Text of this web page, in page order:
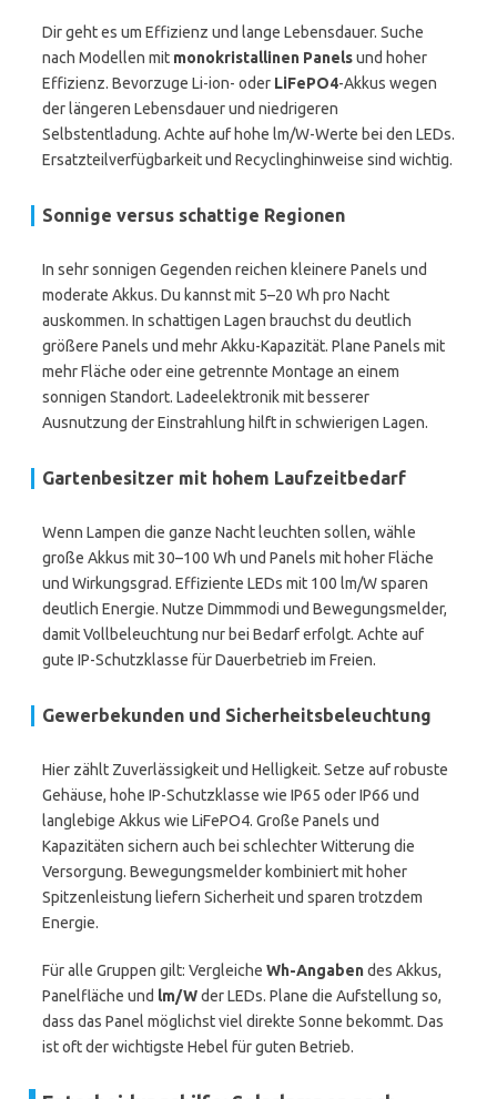
Dir geht es um Effizienz und lange Lebensdauer. Suche
nach Modellen mit monokristallinen Panelsund hoher
Effizienz. Bevorzuge Li-ion- oder LiFePO4-Akkus wegen
der längeren Lebensdauer und niedrigeren
Selbstentladung. Achte auf hohe lm/W-Werte bei den LEDs.
Ersatzteilverfügbarkeit und Recyclinghinweise sind wichtig.
Sonnige versus schattige Regionen
In sehr sonnigen Gegenden reichen kleinere Panels und
moderate Akkus. Du kannst mit 5–20 Wh pro Nacht
auskommen. In schattigen Lagen brauchst du deutlich
größere Panels und mehr Akku-Kapazität. Plane Panels mit
mehr Fläche oder eine getrennte Montage an einem
sonnigen Standort. Ladeelektronik mit besserer
Ausnutzung der Einstrahlung hilft in schwierigen Lagen.
Gartenbesitzer mit hohem Laufzeitbedarf
Wenn Lampen die ganze Nacht leuchten sollen, wähle
große Akkus mit 30–100 Wh und Panels mit hoher Fläche
und Wirkungsgrad. Effiziente LEDs mit 100 lm/W sparen
deutlich Energie. Nutze Dimmmodi und Bewegungsmelder,
damit Vollbeleuchtung nur bei Bedarf erfolgt. Achte auf
gute IP-Schutzklasse für Dauerbetrieb im Freien.
Gewerbekunden und Sicherheitsbeleuchtung
Hier zählt Zuverlässigkeit und Helligkeit. Setze auf robuste
Gehäuse, hohe IP-Schutzklasse wie IP65 oder IP66 und
langlebige Akkus wie LiFePO4. Große Panels und
Kapazitäten sichern auch bei schlechter Witterung die
Versorgung. Bewegungsmelder kombiniert mit hoher
Spitzenleistung liefern Sicherheit und sparen trotzdem
Energie.
Für alle Gruppen gilt: Vergleiche Wh-Angabendes Akkus,
Panelfläche und lm/Wder LEDs. Plane die Aufstellung so,
dass das Panel möglichst viel direkte Sonne bekommt. Das
ist oft der wichtigste Hebel für guten Betrieb.